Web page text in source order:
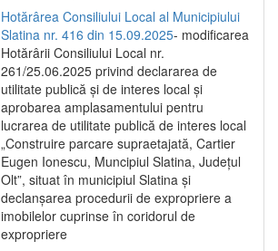
Hotărârea Consiliului Local al Municipiului
Slatina nr. 416 din 15.09.2025- modificarea
Hotărârii Consiliului Local nr.
261/25.06.2025 privind declararea de
utilitate publică și de interes local și
aprobarea amplasamentului pentru
lucrarea de utilitate publică de interes local
„Construire parcare supraetajată, Cartier
Eugen Ionescu, Muncipiul Slatina, Județul
Olt”, situat în municipiul Slatina și
declanșarea procedurii de expropriere a
imobilelor cuprinse în coridorul de
expropriere